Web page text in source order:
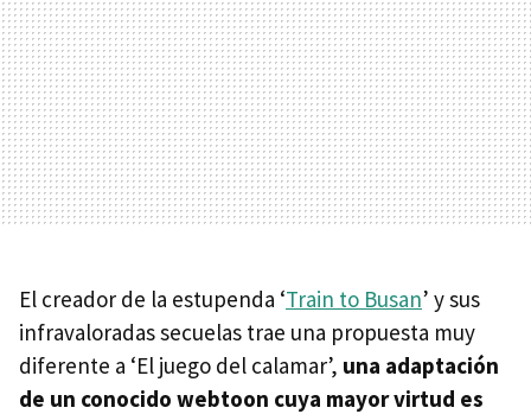
El creador de la estupenda ‘Train to Busan’ y sus
infravaloradas secuelas trae una propuesta muy
diferente a ‘El juego del calamar’, una adaptación
de un conocido webtoon cuya mayor virtud es